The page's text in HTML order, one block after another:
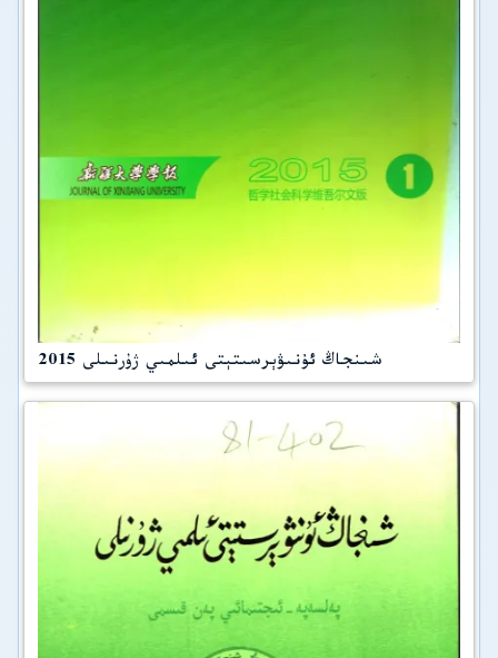
شىنجاڭ ئۇنىۋېرسىتېتى ئىلمىي ژۇرنىلى 2015